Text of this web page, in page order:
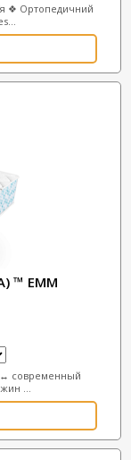
❖ Ортопедичний
™ ЕММ
современный
...